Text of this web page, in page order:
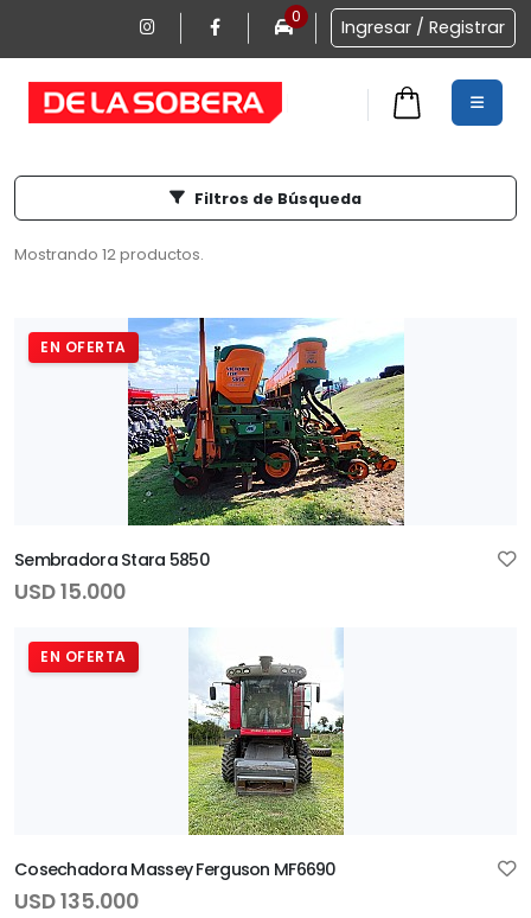
0 Ingresar / Registrar
Filtros de Búsqueda
Mostrando 12 productos.
EN OFERTA
Sembradora Stara 5850
USD 15.000
EN OFERTA
Cosechadora Massey Ferguson MF6690
USD 135.000